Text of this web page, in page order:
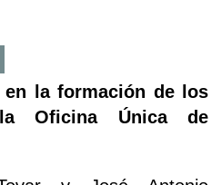
en la formación de los
Oficina Única de